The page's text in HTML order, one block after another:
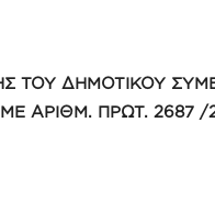
ΤΟΥ ΔΗΜΟΤΙΚΟΥ
ΑΡΙΘΜ. ΠΡΩΤ. 2687 /